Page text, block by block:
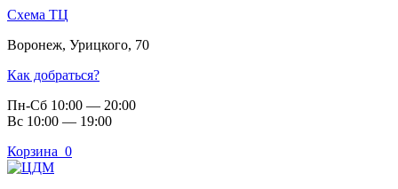
Схема ТЦ
Воронеж, Урицкого, 70
Как добраться?
Пн-Сб 10:00 — 20:00
Вс 10:00 — 19:00
Корзина 0